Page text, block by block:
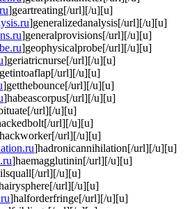
]geartreating[/url][/u][u]
]generalizedanalysis[/url][/u][u]
]generalprovisions[/url][/u][u]
]geophysicalprobe[/url][/u][u]
]geriatricnurse[/url][/u][u]
url][/u][u]
]getthebounce[/url][/u][u]
]habeascorpus[/url][/u][u]
url][/u][u]
url][/u][u]
url][/u][u]
]hadronicannihilation[/url][/u][u]
]haemagglutinin[/url][/u][u]
url][/u][u]
url][/u][u]
]halforderfringe[/url][/u][u]